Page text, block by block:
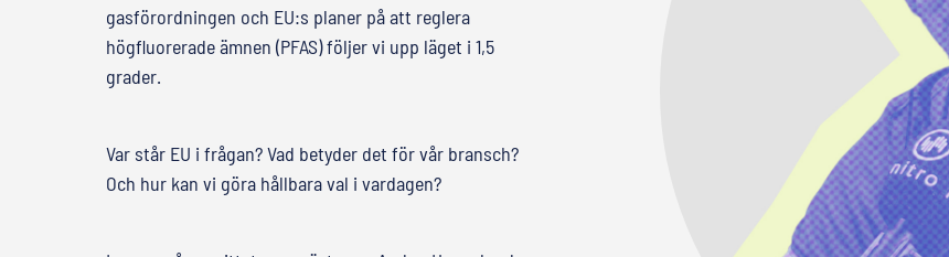
gasförordningen och EU:s planer på att reglera
högfluorerade ämnen (PFAS) följer vi upp läget i 1,5
grader.
Var står EU i frågan? Vad betyder det för vår bransch?
Och hur kan vi göra hållbara val i vardagen?